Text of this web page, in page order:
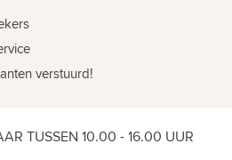
verstuurd!
TUSSEN 10.00 - 16.00 UUR